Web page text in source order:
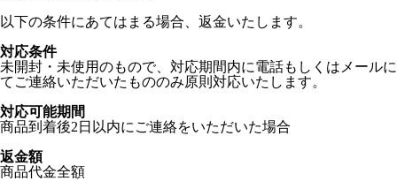
以下の条件にあてはまる場合、返金いたします。
対応条件
未開封・未使用のもので、対応期間内に電話もしくはメールに
てご連絡いただいたもののみ原則対応いたします。
対応可能期間
商品到着後2日以内にご連絡をいただいた場合
返金額
商品代金全額